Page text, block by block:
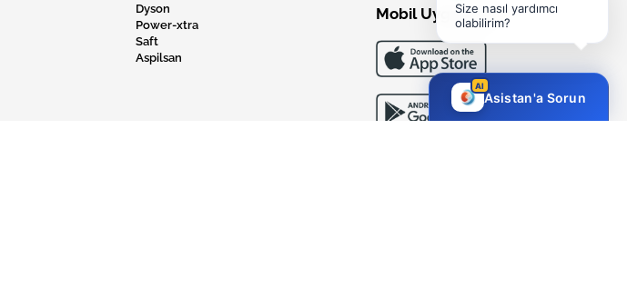
Dyson
Power-xtra
Saft
Aspilsan
Mobil UygulamaSize nasıl yardımcı
olabilirim?
AI
Asistan'a Sorun